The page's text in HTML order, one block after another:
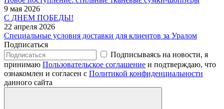
9 мая 2026
С ДНЕМ ПОБЕДЫ!
22 апреля 2026
Специальные условия доставки для клиентов за Уралом
Подписаться
Подписываясь на новости, я
принимаю Пользовательское соглашение и подтверждаю, что
ознакомлен и согласен с Политикой конфиденциальности
данного сайта